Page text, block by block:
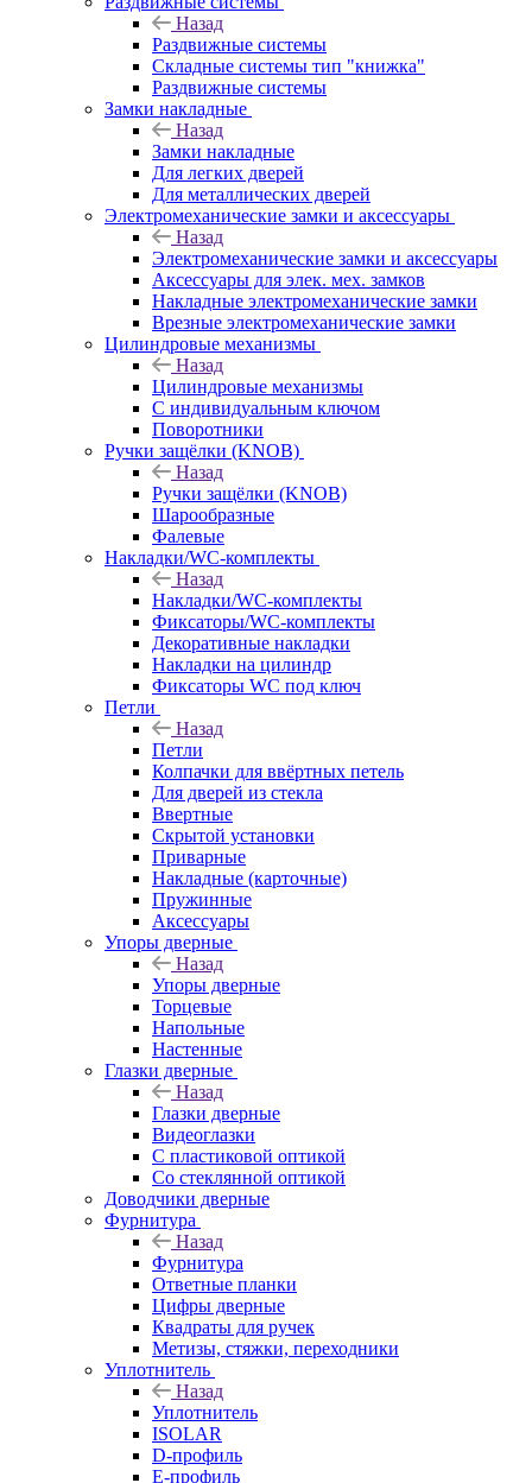
Назад
Раздвижные системы
Складные системы тип "книжка"
Раздвижные системы
Замки накладные
Назад
Замки накладные
Для легких дверей
Для металлических дверей
Электромеханические замки и аксессуары
Назад
Электромеханические замки и аксессуары
Аксессуары для элек. мех. замков
Накладные электромеханические замки
Врезные электромеханические замки
Цилиндровые механизмы
Назад
Цилиндровые механизмы
С индивидуальным ключом
Поворотники
Ручки защёлки (KNOB)
Назад
Ручки защёлки (KNOB)
Шарообразные
Фалевые
Накладки/WC-комплекты
Назад
Накладки/WC-комплекты
Фиксаторы/WC-комплекты
Декоративные накладки
Накладки на цилиндр
Фиксаторы WC под ключ
Петли
Назад
Петли
Колпачки для ввёртных петель
Для дверей из стекла
Ввертные
Скрытой установки
Приварные
Накладные (карточные)
Пружинные
Аксессуары
Упоры дверные
Назад
Упоры дверные
Торцевые
Напольные
Настенные
Глазки дверные
Назад
Глазки дверные
Видеоглазки
С пластиковой оптикой
Со стеклянной оптикой
Доводчики дверные
Фурнитура
Назад
Фурнитура
Ответные планки
Цифры дверные
Квадраты для ручек
Метизы, стяжки, переходники
Уплотнитель
Назад
Уплотнитель
ISOLAR
D-профиль
Е-профиль